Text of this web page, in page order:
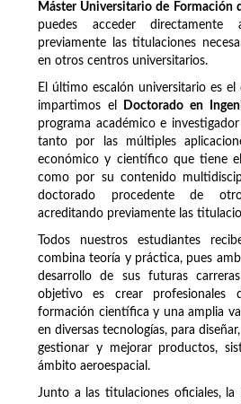
Máster Universitario de Formación
puedes acceder directamente
previamente las titulaciones
en otros centros universitarios.
El último escalón universitario es el
impartimos el
Doctorado en
programa académico e
tanto por las múltiples
económico y científico que tiene
como por su contenido
doctorado procedente de
acreditando previamente las
Todos nuestros estudiantes
combina teoría y práctica, pues
desarrollo de sus futuras
objetivo es crear profesionales
formación científica y una amplia
en diversas tecnologías, para
gestionar y mejorar productos,
ámbito aeroespacial.
Junto a las titulaciones oficiales, la